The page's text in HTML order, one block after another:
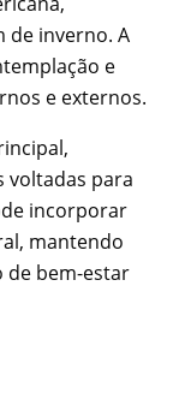
de inverno. A
e
e externos.
voltadas para
incorporar
mantendo
de bem-estar